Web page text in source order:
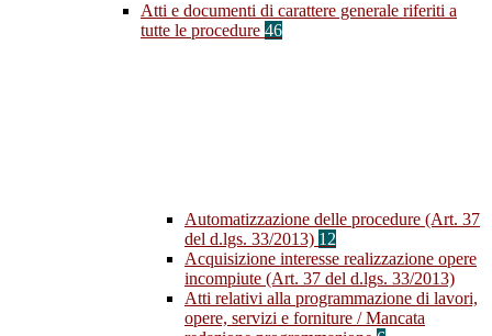
Atti e documenti di carattere generale riferiti a
tutte le procedure 46
Automatizzazione delle procedure (Art. 37
del d.lgs. 33/2013) 12
Acquisizione interesse realizzazione opere
incompiute (Art. 37 del d.lgs. 33/2013)
Atti relativi alla programmazione di lavori,
opere, servizi e forniture / Mancata